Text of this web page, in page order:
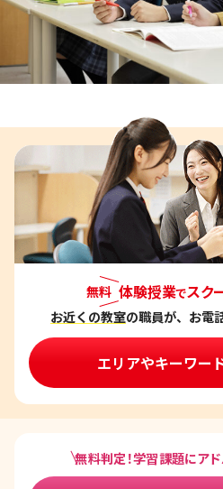
無料 体験授業でスク
お近くの教室の職員が、お電
エリアやキーワー
無料判定！学習課題にア